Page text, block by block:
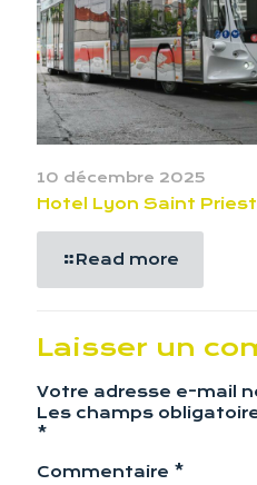
10 décembre 2025
Hotel Lyon Saint Priest
Read more
Laisser un
Votre adresse e-mail
Les champs
*
Commentaire *